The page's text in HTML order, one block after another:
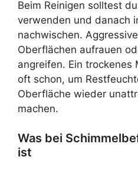
Beim Reinigen solltest
verwenden und danach
nachwischen.
Oberflächen aufrauen
angreifen. Ein trockenes
oft schon, um
Oberfläche wieder
machen.
Was bei
ist